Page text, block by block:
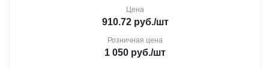
Цена
910.72руб./шт
Розничная цена
1 050 руб./шт